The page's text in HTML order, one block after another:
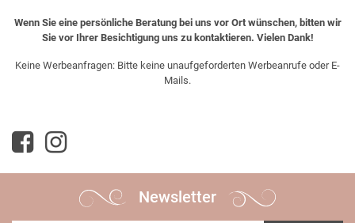
Wenn Sie eine persönliche Beratung bei uns vor Ort wünschen, bitten wir
Sie vor Ihrer Besichtigung uns zu kontaktieren. Vielen Dank!
Keine Werbeanfragen: Bitte keine unaufgeforderten Werbeanrufe oder E-
Mails.
Newsletter